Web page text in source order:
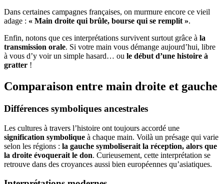
Dans certaines campagnes françaises, on murmure encore ce vieil
adage : « Main droite qui brûle, bourse qui se remplit ».
Enfin, notons que ces interprétations survivent surtout grâce à la
transmission orale. Si votre main vous démange aujourd’hui, libre
à vous d’y voir un simple hasard… ou le début d’une histoire à
gratter !
Comparaison entre main droite et gauche
Différences symboliques ancestrales
Les cultures à travers l’histoire ont toujours accordé une
signification symbolique à chaque main. Voilà un présage qui varie
selon les régions : la gauche symboliserait la réception, alors que
la droite évoquerait le don. Curieusement, cette interprétation se
retrouve dans des croyances aussi bien européennes qu’asiatiques.